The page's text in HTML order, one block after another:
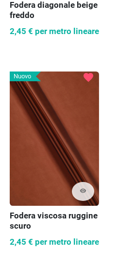
Fodera diagonale beige
freddo
2,45 € per metro lineare
Nuovo
visibility
favorite
Fodera viscosa ruggine
scuro
2,45 € per metro lineare